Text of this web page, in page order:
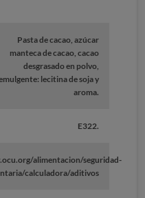
Pasta de cacao, azúcar
manteca de cacao, cacao
desgrasado en polvo,
lecitina de soja y
aroma.
E322.
alimentacion/seguridad-
calculadora/aditivos